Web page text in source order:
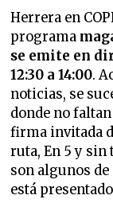
Herrera en
programa
se emite en
12:30 a 14:00.
noticias, se
donde no
firma invitada
ruta, En 5 y sin
son algunos
está